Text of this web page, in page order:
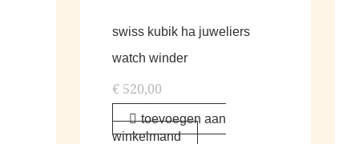
swiss kubik ha juweliers
watch winder
€ 520,00
toevoegen aan
winkelmand